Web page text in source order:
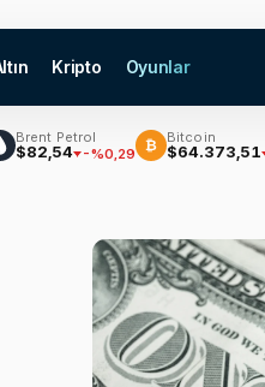
Kripto Oyunlar
Petrol
-%0,29 ₿
Bitcoin
$64.373,51 -